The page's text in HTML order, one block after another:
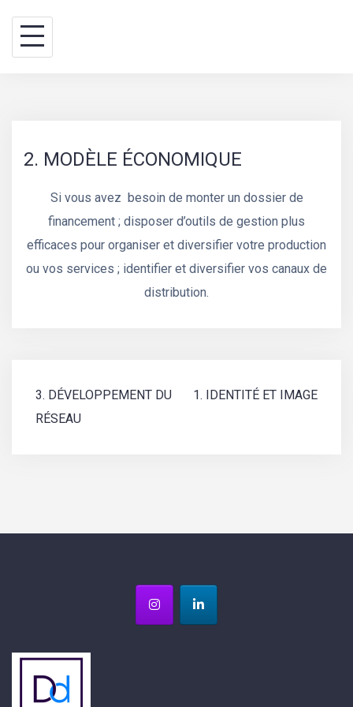
content
2. MODÈLE ÉCONOMIQUE
Si vous avez besoin de monter un dossier de
financement ; disposer d’outils de gestion plus
efficaces pour organiser et diversifier votre production
ou vos services ; identifier et diversifier vos canaux de
distribution.
Navigation
de
3. DÉVELOPPEMENT DU
RÉSEAU
1. IDENTITÉ ET IMAGE